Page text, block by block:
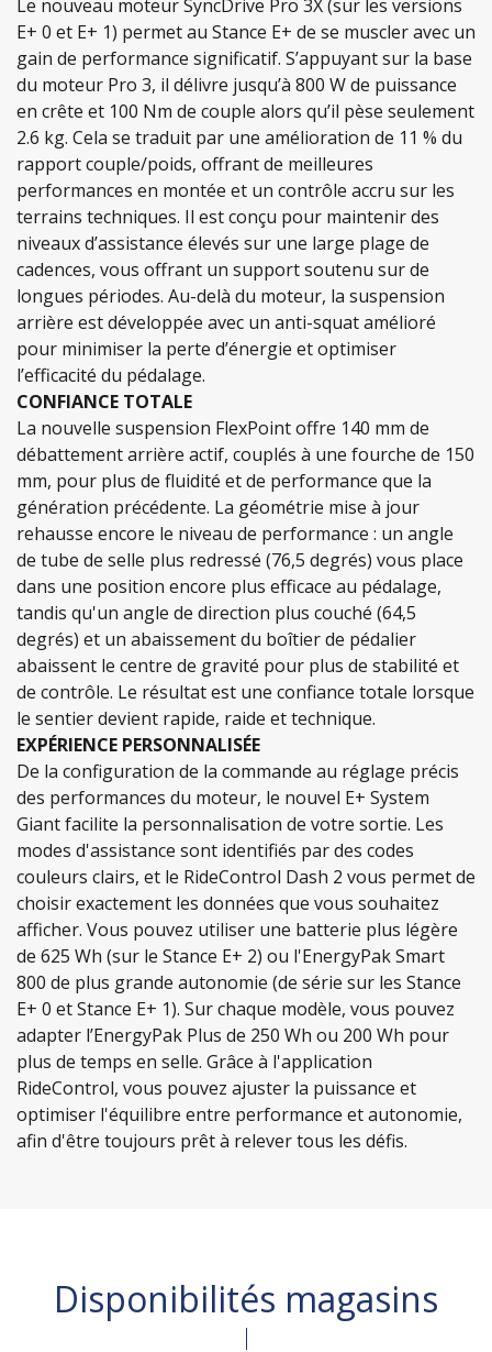
Le nouveau moteur SyncDrive Pro 3X (sur les versions
E+ 0 et E+ 1) permet au Stance E+ de se muscler avec un
gain de performance significatif. S’appuyant sur la base
du moteur Pro 3, il délivre jusqu’à 800 W de puissance
en crête et 100 Nm de couple alors qu’il pèse seulement
2.6 kg. Cela se traduit par une amélioration de 11 % du
rapport couple/poids, offrant de meilleures
performances en montée et un contrôle accru sur les
terrains techniques. Il est conçu pour maintenir des
niveaux d’assistance élevés sur une large plage de
cadences, vous offrant un support soutenu sur de
longues périodes. Au-delà du moteur, la suspension
arrière est développée avec un anti-squat amélioré
pour minimiser la perte d’énergie et optimiser
l’efficacité du pédalage.
CONFIANCE TOTALE
La nouvelle suspension FlexPoint offre 140 mm de
débattement arrière actif, couplés à une fourche de 150
mm, pour plus de fluidité et de performance que la
génération précédente. La géométrie mise à jour
rehausse encore le niveau de performance : un angle
de tube de selle plus redressé (76,5 degrés) vous place
dans une position encore plus efficace au pédalage,
tandis qu'un angle de direction plus couché (64,5
degrés) et un abaissement du boîtier de pédalier
abaissent le centre de gravité pour plus de stabilité et
de contrôle. Le résultat est une confiance totale lorsque
le sentier devient rapide, raide et technique.
EXPÉRIENCE PERSONNALISÉE
De la configuration de la commande au réglage précis
des performances du moteur, le nouvel E+ System
Giant facilite la personnalisation de votre sortie. Les
modes d'assistance sont identifiés par des codes
couleurs clairs, et le RideControl Dash 2 vous permet de
choisir exactement les données que vous souhaitez
afficher. Vous pouvez utiliser une batterie plus légère
de 625 Wh (sur le Stance E+ 2) ou l'EnergyPak Smart
800 de plus grande autonomie (de série sur les Stance
E+ 0 et Stance E+ 1). Sur chaque modèle, vous pouvez
adapter l’EnergyPak Plus de 250 Wh ou 200 Wh pour
plus de temps en selle. Grâce à l'application
RideControl, vous pouvez ajuster la puissance et
optimiser l'équilibre entre performance et autonomie,
afin d'être toujours prêt à relever tous les défis.
Disponibilités magasins